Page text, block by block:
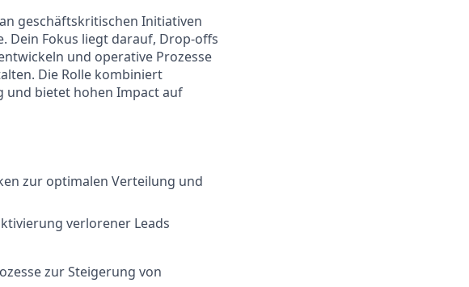
geschäftskritischen Initiativen
Dein Fokus liegt darauf, Drop-offs
und operative Prozesse
Die Rolle kombiniert
und bietet hohen Impact auf
zur optimalen Verteilung und
verlorener Leads
zur Steigerung von